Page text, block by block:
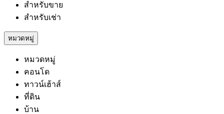
สำหรับขาย
สำหรับเช่า
หมวดหมู่
หมวดหมู่
คอนโด
ทาวน์เฮ้าส์
ที่ดิน
บ้าน